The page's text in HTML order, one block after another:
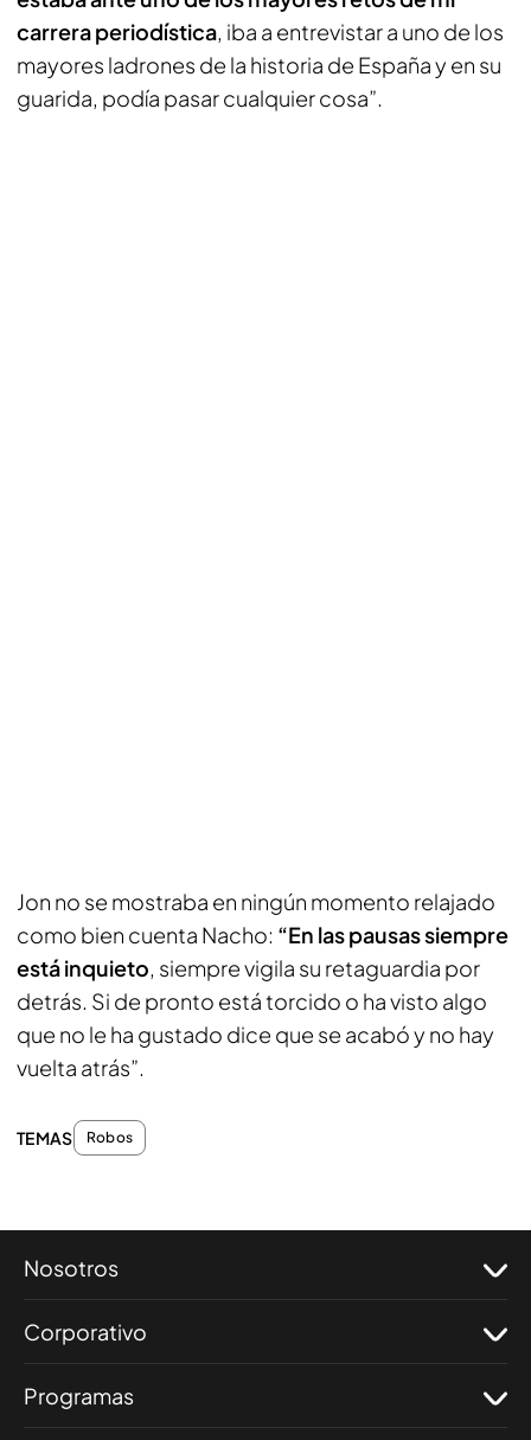
carrera periodística, iba a entrevistar a uno de los
mayores ladrones de la historia de España y en su
guarida, podía pasar cualquier cosa”.
Jon no se mostraba en ningún momento relajado
como bien cuenta Nacho: “En las pausas siempre
está inquieto, siempre vigila su retaguardia por
detrás. Si de pronto está torcido o ha visto algo
que no le ha gustado dice que se acabó y no hay
vuelta atrás”.
TEMAS Robos
Nosotros
Corporativo
Programas